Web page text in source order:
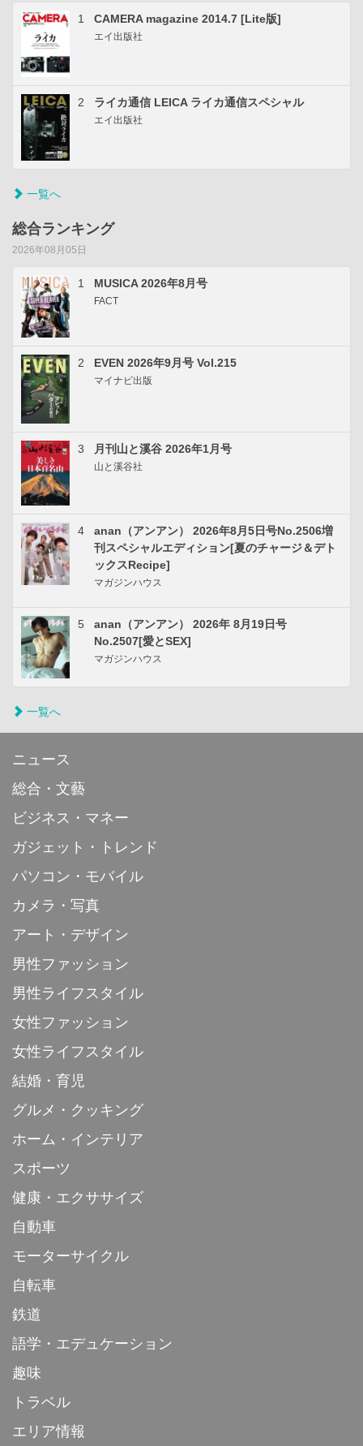
1 CAMERA magazine 2014.7 [Lite版]
エイ出版社
2 ライカ通信 LEICA ライカ通信スペシャル
エイ出版社
一覧へ
総合ランキング
2026年08月05日
1 MUSICA 2026年8月号
FACT
2 EVEN 2026年9月号 Vol.215
マイナビ出版
3 月刊山と溪谷 2026年1月号
山と溪谷社
4
anan（アンアン） 2026年8月5日号No.2506増
刊スペシャルエディション[夏のチャージ＆デト
ックスRecipe]
マガジンハウス
5
anan（アンアン） 2026年 8月19日号
No.2507[愛とSEX]
マガジンハウス
一覧へ
ニュース
総合・文藝
ビジネス・マネー
ガジェット・トレンド
パソコン・モバイル
カメラ・写真
アート・デザイン
男性ファッション
男性ライフスタイル
女性ファッション
女性ライフスタイル
結婚・育児
グルメ・クッキング
ホーム・インテリア
スポーツ
健康・エクササイズ
自動車
モーターサイクル
自転車
鉄道
語学・エデュケーション
趣味
トラベル
エリア情報